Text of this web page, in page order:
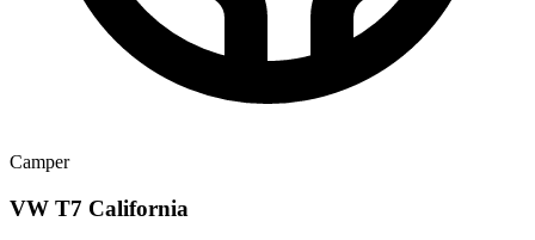
Camper
VW T7 California